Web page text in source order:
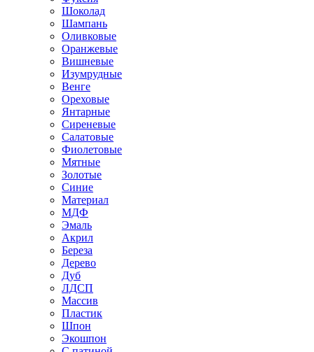
Шоколад
Шампань
Оливковые
Оранжевые
Вишневые
Изумрудные
Венге
Ореховые
Янтарные
Сиреневые
Салатовые
Фиолетовые
Мятные
Золотые
Синие
Материал
МДФ
Эмаль
Акрил
Береза
Дерево
Дуб
ЛДСП
Массив
Пластик
Шпон
Экошпон